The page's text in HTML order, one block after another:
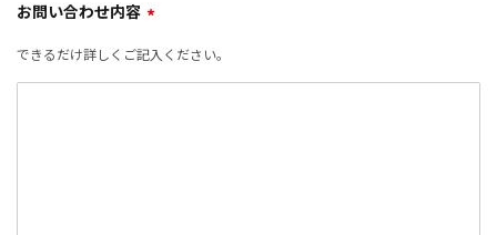
お問い合わせ内容 *
できるだけ詳しくご記入ください。